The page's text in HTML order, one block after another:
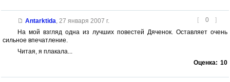
[ 0 ]
Antarktida 27 января 2007 г.
На мой взгляд одна из лучших повестей Дяченок. Оставляет очень
сильное впечатление.
Читая, я плакала...
Оценка: 10